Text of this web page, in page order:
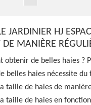
de
JARDINIER HJ
DE MANIÈRE
obtenir de belles haies ?
belles haies nécessite du
taille de haies de
taille de haies en